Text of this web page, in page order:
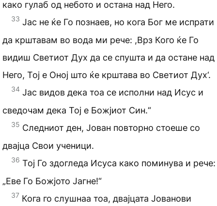
како гулаб од небото и остана над Него.
33 Јас не ќе Го познаев, но кога Бог ме испрати
да крштавам во вода ми рече: ,Врз Кого ќе Го
видиш Светиот Дух да се спушта и да остане над
Него, Тој е Оној што ќе крштава во Светиот Дух‘.
34 Јас видов дека тоа се исполни над Исус и
сведочам дека Тој е Божјиот Син.“
35 Следниот ден, Јован повторно стоеше со
двајца Свои ученици.
36 Тој Го здогледа Исуса како поминува и рече:
„Еве Го Божјото Јагне!“
37 Кога го слушнаа тоа, двајцата Јованови